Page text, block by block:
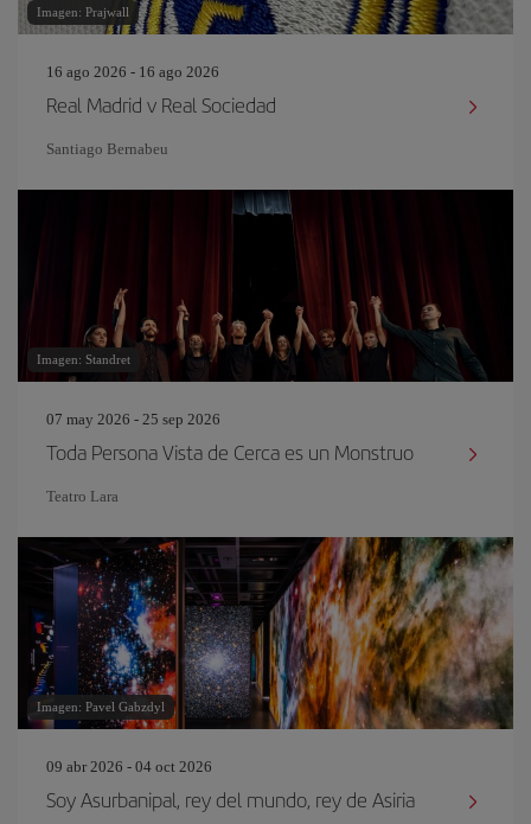
Imagen: Prajwall
16 ago 2026 - 16 ago 2026
Real Madrid v Real Sociedad
Santiago Bernabeu
Imagen: Standret
07 may 2026 - 25 sep 2026
Toda Persona Vista de Cerca es un Monstruo
Teatro Lara
Imagen: Pavel Gabzdyl
09 abr 2026 - 04 oct 2026
Soy Asurbanipal, rey del mundo, rey de Asiria